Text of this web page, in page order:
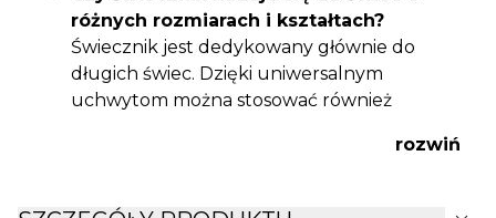
różnych rozmiarach i kształtach?
Świecznik jest dedykowany głównie do
długich świec. Dzięki uniwersalnym
uchwytom można stosować również
Jakie są dokładne wymiary i waga
0,492 kg
rozwiń